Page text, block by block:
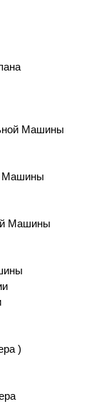
Машины
Машины
Машины
)